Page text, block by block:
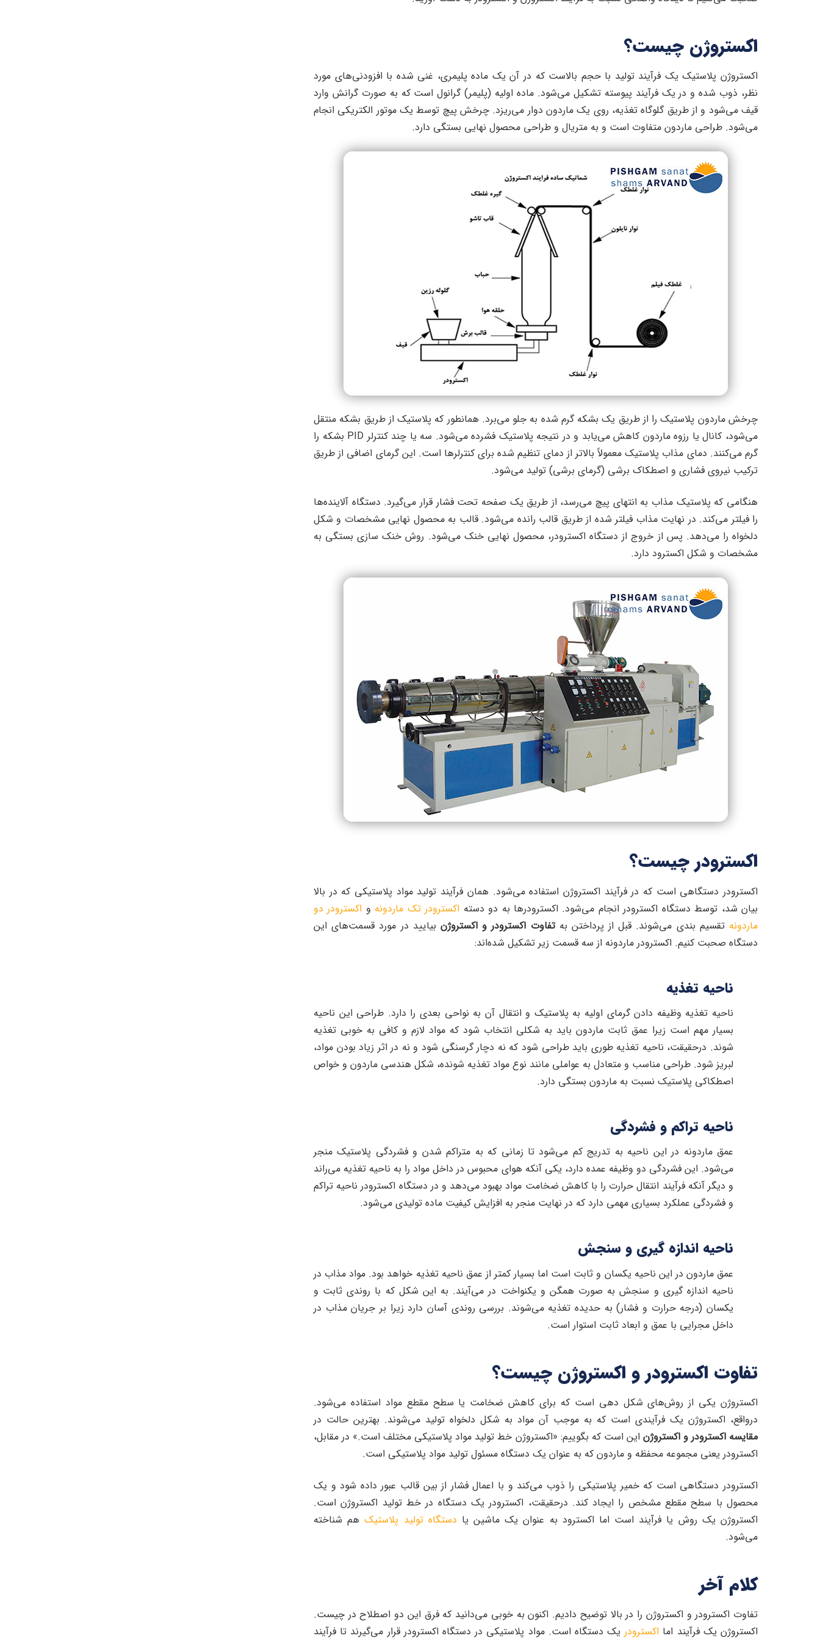
اکستروژن چیست؟
اکستروژن پلاستیک یک فرآیند تولید با حجم بالاست که در آن یک ماده پلیمری، غنی شده با افزودنی‌های مورد
نظر، ذوب شده و در یک فرآیند پیوسته تشکیل می‌شود. ماده اولیه (پلیمر) گرانول است که به صورت گرانش وارد
قیف می‌شود و از طریق گلوگاه تغذیه، روی یک ماردون دوار می‌ریزد. چرخش پیچ توسط یک موتور الکتریکی انجام
می‌شود. طراحی ماردون متفاوت است و به متریال و طراحی محصول نهایی بستگی دارد.
چرخش ماردون پلاستیک را از طریق یک بشکه گرم شده به جلو می‌برد. همانطور که پلاستیک از طریق بشکه منتقل
می‌شود، کانال یا رزوه ماردون کاهش می‌یابد و در نتیجه پلاستیک فشرده می‌شود. سه یا چند کنترلر PID بشکه را
گرم می‌کنند. دمای مذاب پلاستیک معمولاً بالاتر از دمای تنظیم شده برای کنترلرها است. این گرمای اضافی از طریق
ترکیب نیروی فشاری و اصطکاک برشی (گرمای برشی) تولید می‌شود.
هنگامی که پلاستیک مذاب به انتهای پیچ می‌رسد، از طریق یک صفحه تحت فشار قرار می‌گیرد. دستگاه آلاینده‌ها
را فیلتر می‌کند. در نهایت مذاب فیلتر شده از طریق قالب رانده می‌شود. قالب به محصول نهایی مشخصات و شکل
دلخواه را می‌دهد. پس از خروج از دستگاه اکسترودر، محصول نهایی خنک می‌شود. روش خنک سازی بستگی به
مشخصات و شکل اکسترود دارد.
اکسترودر چیست؟
اکسترودر دستگاهی است که در فرآیند اکستروژن استفاده می‌شود. همان فرآیند تولید مواد پلاستیکی که در بالا
بیان شد، توسط دستگاه اکسترودر انجام می‌شود. اکسترودرها به دو دسته اکسترودر تک ماردونه و اکسترودر دو
ماردونه تقسیم بندی می‌شوند. قبل از پرداختن بهتفاوت اکسترودر و اکستروژن بیایید در مورد قسمت‌های این
دستگاه صحبت کنیم. اکسترودر ماردونه از سه قسمت زیر تشکیل شده‌اند:
ناحیه تغذیه
ناحیه تغذیه وظیفه دادن گرمای اولیه به پلاستیک و انتقال آن به نواحی بعدی را دارد. طراحی این ناحیه
بسیار مهم است زیرا عمق ثابت ماردون باید به شکلی انتخاب شود که مواد لازم و کافی به خوبی تغذیه
شوند. درحقیقت، ناحیه تغذیه طوری باید طراحی شود که نه دچار گرسنگی شود و نه در اثر زیاد بودن مواد،
لبریز شود. طراحی مناسب و متعادل به عواملی مانند نوع مواد تغذیه شونده، شکل هندسی ماردون و خواص
اصطکاکی پلاستیک نسبت به ماردون بستگی دارد.
ناحیه تراکم و فشردگی
عمق ماردونه در این ناحیه به تدریج کم می‌شود تا زمانی که به متراکم شدن و فشردگی پلاستیک منجر
می‌شود. این فشردگی دو وظیفه عمده دارد، یکی آنکه هوای محبوس در داخل مواد را به ناحیه تغذیه می‌راند
و دیگر آنکه فرآیند انتقال حرارت را با کاهش ضخامت مواد بهبود می‌دهد و در دستگاه اکسترودر ناحیه تراکم
و فشردگی عملکرد بسیاری مهمی دارد که در نهایت منجر به افزایش کیفیت ماده تولیدی می‌شود.
ناحیه اندازه گیری و سنجش
عمق ماردون در این ناحیه یکسان و ثابت است اما بسیار کمتر از عمق ناحیه تغذیه خواهد بود. مواد مذاب در
ناحیه اندازه گیری و سنجش به صورت همگن و یکنواخت در می‌آیند. به این شکل که با روندی ثابت و
یکسان (درجه حرارت و فشار) به حدیده تغذیه می‌شوند. بررسی روندی آسان دارد زیرا بر جریان مذاب در
داخل مجرایی با عمق و ابعاد ثابت استوار است.
تفاوت اکسترودر و اکستروژن چیست؟
اکستروژن یکی از روش‌های شکل دهی است که برای کاهش ضخامت یا سطح مقطع مواد استفاده می‌شود.
درواقع، اکستروژن یک فرآیندی است که به موجب آن مواد به شکل دلخواه تولید می‌شوند. بهترین حالت در
مقایسه اکسترودر و اکستروژن این است که بگوییم: «اکستروژن خط تولید مواد پلاستیکی مختلف است.» در مقابل،
اکسترودر یعنی مجموعه محفظه و ماردون که به عنوان یک دستگاه مسئول تولید مواد پلاستیکی است.
اکسترودر دستگاهی است که خمیر پلاستیکی را ذوب می‌کند و با اعمال فشار از بین قالب عبور داده شود و یک
محصول با سطح مقطع مشخص را ایجاد کند. درحقیقت، اکسترودر یک دستگاه در خط تولید اکستروژن است.
اکستروژن یک روش یا فرآیند است اما اکسترود به عنوان یک ماشین یا دستگاه تولید پلاستیکهم شناخته
می‌شود.
کلام آخر
تفاوت اکسترودر و اکستروژن را در بالا توضیح دادیم. اکنون به خوبی می‌دانید که فرق این دو اصطلاح در چیست.
اکستروژن یک فرآیند اما اکسترودریک دستگاه است. مواد پلاستیکی در دستگاه اکسترودر قرار می‌گیرند تا فرآیند